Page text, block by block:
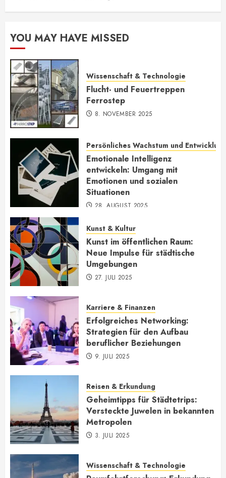
YOU MAY HAVE MISSED
Wissenschaft & Technologie
Flucht- und Feuertreppen
Ferrostep
8. NOVEMBER 2025
Persönliches Wachstum und Entwicklung
Emotionale Intelligenz
entwickeln: Umgang mit
Emotionen und sozialen
Situationen
28. AUGUST 2025
Kunst & Kultur
Kunst im öffentlichen Raum:
Neue Impulse für städtische
Umgebungen
27. JULI 2025
Karriere & Finanzen
Erfolgreiches Networking:
Strategien für den Aufbau
beruflicher Beziehungen
9. JULI 2025
Reisen & Erkundung
Geheimtipps für Städtetrips:
Versteckte Juwelen in bekannten
Metropolen
3. JULI 2025
Wissenschaft & Technologie